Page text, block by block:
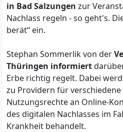
in Bad Salzungen zur
Nachlass regeln - so geht's.
berät“ ein.
Stephan Sommerlik von der
Thüringen informiert
Erbe richtig regelt. Dabei
zu Providern für
Nutzungsrechte an Online-
des digitalen Nachlasses im
Krankheit behandelt.